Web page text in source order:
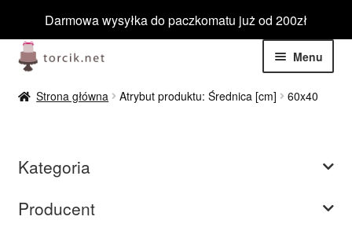
Darmowa wysyłka do paczkomatu już od 200zł
Przejdź
do
nawigacji
Przejdź
do
treści
Menu
Jadalne
Rozwiń
Barwniki spożywcze
Rozwiń
Tematyczne
Rozwiń
Strona główna Atrybut produktu: Średnica [cm] 60x40
Kategoria
Producent